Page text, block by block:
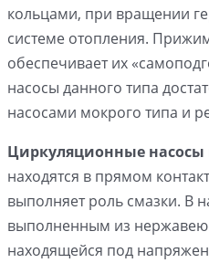
кольцами, при вращении
системе отопления.
обеспечивает их
насосы данного типа
насосами мокрого типа и
Циркуляционные насосы
находятся в прямом
выполняет роль смазки. В
выполненным из
находящейся под